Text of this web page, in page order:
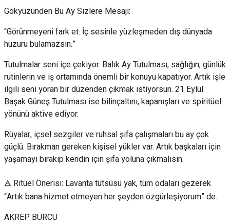
Gökyüzünden Bu Ay Sizlere Mesajı:
“Görünmeyeni fark et. İç sesinle yüzleşmeden dış dünyada
huzuru bulamazsın.”
Tutulmalar seni içe çekiyor. Balık Ay Tutulması, sağlığın, günlük
rutinlerin ve iş ortamında önemli bir konuyu kapatıyor. Artık işle
ilgili seni yoran bir düzenden çıkmak istiyorsun. 21 Eylül
Başak Güneş Tutulması ise bilinçaltını, kapanışları ve spiritüel
yönünü aktive ediyor.
Rüyalar, içsel sezgiler ve ruhsal şifa çalışmaları bu ay çok
güçlü. Bırakman gereken kişisel yükler var. Artık başkaları için
yaşamayı bırakıp kendin için şifa yoluna çıkmalısın.
🜁 Ritüel Önerisi: Lavanta tütsüsü yak, tüm odaları gezerek
“Artık bana hizmet etmeyen her şeyden özgürleşiyorum” de.
AKREP BURCU